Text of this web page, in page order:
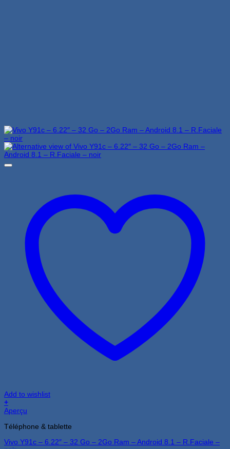
Add to wishlist
+
Aperçu
Téléphone & tablette
Vivo Y91c – 6.22″ – 32 Go – 2Go Ram – Android 8.1 – R.Faciale –